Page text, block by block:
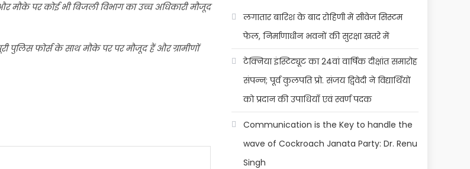
मौके पर कोई भी बिजली विभाग का उच्च अधिकारी मौजूद
पुलिस फोर्स के साथ मौके पर पर मौजूद हैं और ग्रामीणों
लगातार बारिश के बाद रोहिणी में सीवेज सिस्टम
फेल, निर्माणाधीन भवनों की सुरक्षा खतरे में
टेक्निया इंस्टिट्यूट का 24वां वार्षिक दीक्षांत समारोह
संपन्न; पूर्व कुलपति प्रो. संजय द्विवेदी ने विद्यार्थियों
को प्रदान की उपाधियाँ एवं स्वर्ण पदक
Communication is the Key to handle the
wave of Cockroach Janata Party: Dr. Renu
Singh